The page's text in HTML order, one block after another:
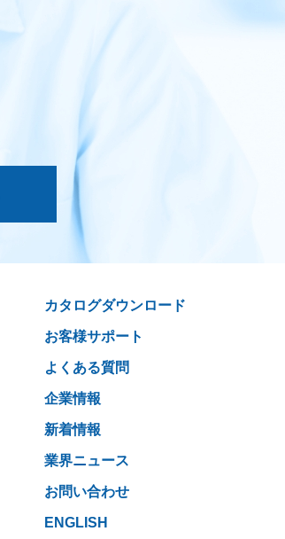
カタログダウンロード
お客様サポート
よくある質問
企業情報
新着情報
業界ニュース
お問い合わせ
ENGLISH